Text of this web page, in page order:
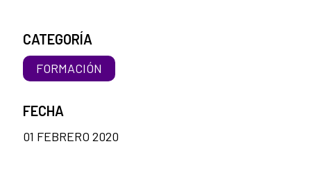
CATEGORÍA
FORMACIÓN
FECHA
01 FEBRERO 2020